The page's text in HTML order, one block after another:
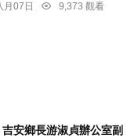
月07日
9,373 觀看
安鄉長游淑貞辦公室副